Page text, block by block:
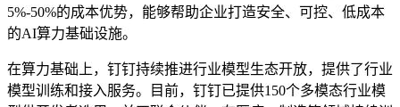
5%-50%的成本优势，能够帮助企业打造安全、可控、低成本
的AI算力基础设施。
在算力基础上，钉钉持续推进行业模型生态开放，提供了行业
模型训练和接入服务。目前，钉钉已提供150个多模态行业模